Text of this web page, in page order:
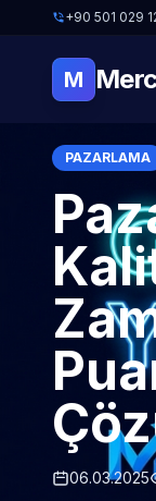
+90 501 029
M
PAZARLAMA
06.03.2025